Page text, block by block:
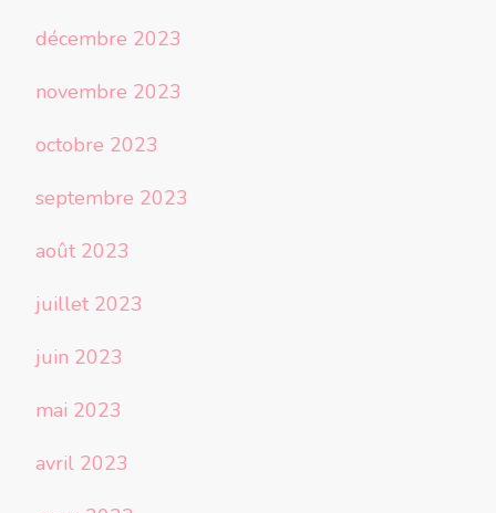
décembre 2023
novembre 2023
octobre 2023
septembre 2023
août 2023
juillet 2023
juin 2023
mai 2023
avril 2023